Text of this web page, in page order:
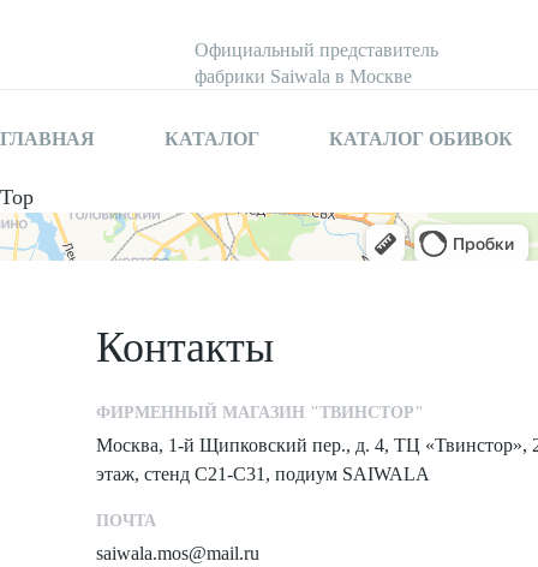
Официальный представитель
фабрики Saiwala в Москве
ГЛАВНАЯ КАТАЛОГ КАТАЛОГ ОБИВОК
Top
Контакты
ФИРМЕННЫЙ МАГАЗИН "ТВИНСТОР"
Москва, 1-й Щипковский пер., д. 4, ТЦ «Твинстор»,
этаж, стенд С21-С31, подиум SAIWALA
ПОЧТА
saiwala.mos@mail.ru